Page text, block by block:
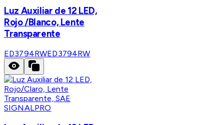
Luz Auxiliar de 12 LED,
Rojo /Blanco, Lente
Transparente
ED3794RWED3794RW
SIGNALPRO